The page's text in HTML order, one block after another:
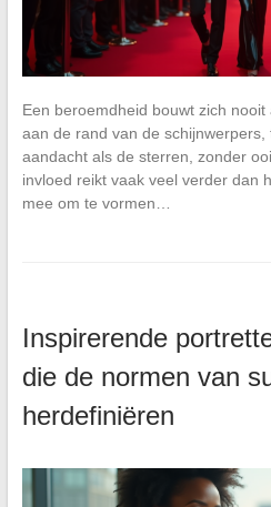
Een beroemdheid bouwt zich nooit
aan de rand van de
aandacht als de sterren, zonder
invloed reikt vaak veel verder dan
mee om te vormen…
Inspirerende
die de normen van
herdefiniëren